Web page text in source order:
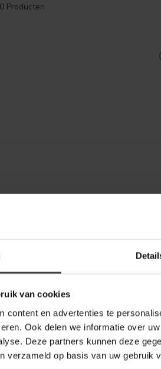
van cookies
content en advertenties te
Ook delen we informatie over
Deze partners kunnen deze
verzameld op basis van uw gebruik
0 Producten
aankoop? Bekijk dan de klantenservice
gestelde vragen. Staat jouw vraag er
contact met ons kunt opnemen.
Winkel